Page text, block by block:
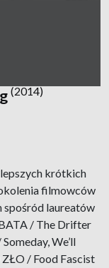
(2014)
krótkich
filmowców
spośród laureatów
/ The Drifter
We’ll
/ Food Fascist